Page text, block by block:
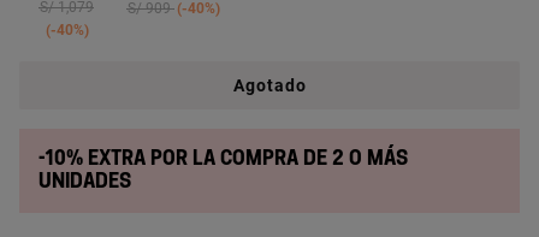
Price reduced from
S/ 1,079to
-40%
Price reduced from
S/ 909to-40%
Agotado
-10% extra por la compra de 2 o más
unidades